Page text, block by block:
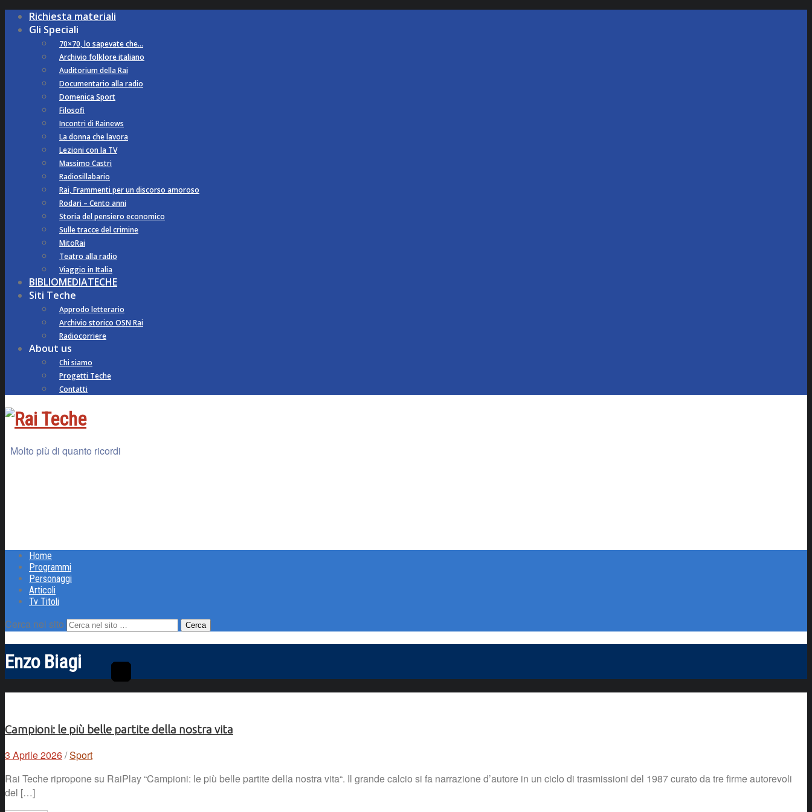
Richiesta materiali
Gli Speciali
70×70, lo sapevate che…
Archivio folklore italiano
Auditorium della Rai
Documentario alla radio
Domenica Sport
Filosofi
Incontri di Rainews
La donna che lavora
Lezioni con la TV
Massimo Castri
Radiosillabario
Rai, Frammenti per un discorso amoroso
Rodari – Cento anni
Storia del pensiero economico
Sulle tracce del crimine
MitoRai
Teatro alla radio
Viaggio in Italia
BIBLIOMEDIATECHE
Siti Teche
Approdo letterario
Archivio storico OSN Rai
Radiocorriere
About us
Chi siamo
Progetti Teche
Contatti
Molto più di quanto ricordi
Home
Programmi
Personaggi
Articoli
Tv Titoli
Cerca nel sito
Enzo Biagi
Campioni: le più belle partite della nostra vita
3 Aprile 2026/Sport
Rai Teche ripropone su RaiPlay “Campioni: le più belle partite della nostra vita“. Il grande calcio si fa narrazione d’autore in un ciclo di trasmissioni del 1987 curato da tre firme autorevoli
del […]